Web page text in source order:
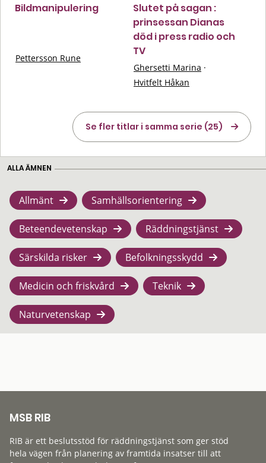
Bildmanipulering
Pettersson Rune
Slutet på sagan :
prinsessan Dianas
död i press radio och
TV
Ghersetti Marina ·
Hvitfelt Håkan
Se fler titlar i samma serie (25)
ALLA ÄMNEN
Allmänt Samhällsorientering
Beteendevetenskap Räddningstjänst
Särskilda risker Befolkningsskydd
Medicin och friskvård Teknik
Naturvetenskap
MSB RIB
RIB är ett beslutsstöd för räddningstjänst som ger stöd
hela vägen från planering av framtida insatser till att